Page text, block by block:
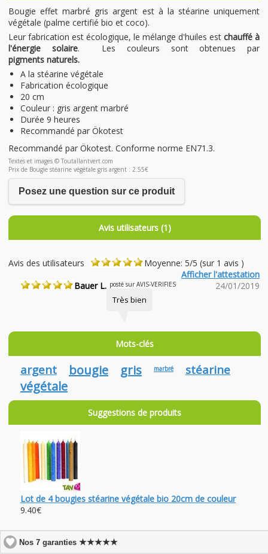
Bougie effet marbré gris argent est à la stéarine uniquement
végétale (palme certifié bio et coco).
Leur fabrication est écologique, le mélange d'huiles est chauffé à
l'énergie solaire. Les couleurs sont obtenues par
pigments naturels.
A la stéarine végétale
Fabrication écologique
20 cm
Couleur : gris argent marbré
Durée 9 heures
Recommandé par Ökotest
Recommandé par Ökotest. Conforme norme EN71.3.
Textes et images © Toutallantvert.com
Prix de Bougie stéarine végétale gris argent : 2.55€
Posez une question sur ce produit
Avis utilisateurs (1)
Avis des utilisateurs
Moyenne: 5/5 (sur 1 avis )
Afficher l'attestation
Bauer L. posté sur AVIS-VERIFIES 24/01/2019
Très bien
Mots-clés
argent bougie gris marbré stéarine
végétale
Suggestions de produits
Lot de 4 bougies stéarine végétale bio 20cm de couleur
9.40€
Nos 7 garanties★★★★★